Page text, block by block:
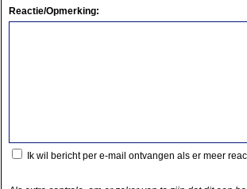
Reactie/Opmerking:
Ik wil bericht per e-mail ontvangen als er meer